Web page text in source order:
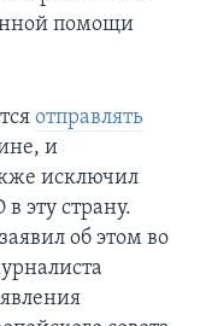
помощи
отправлять
и
исключил
эту страну.
об этом во